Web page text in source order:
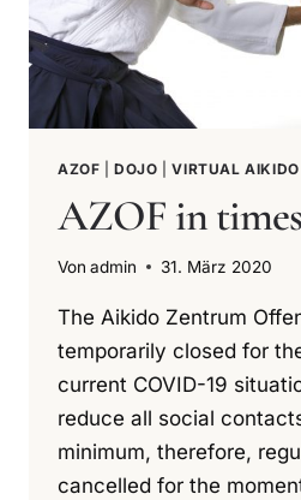
AZOF |DOJO |VIRTUAL
AZOF in
Von admin 31. März 2020
The Aikido Zentrum
temporarily closed for
current COVID-19
reduce all social
minimum, therefore,
cancelled for the